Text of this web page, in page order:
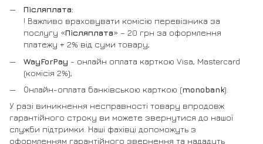
Післяплата:
! Важливо враховувати комісію перевізника за
послугу «Післяплата» – 20 грн за оформлення
платежу + 2% від суми товару;
WayForPay - онлайн оплата карткою Visa, Mastercard
(комісія 2%);
Онлайн-оплата банківською карткою (monobank).
У разі виникнення несправності товару впродовж
гарантійного строку ви можете звернутися до нашої
служби підтримки. Наші фахівці допоможуть з
оформленням гарантійного звернення та нададуть